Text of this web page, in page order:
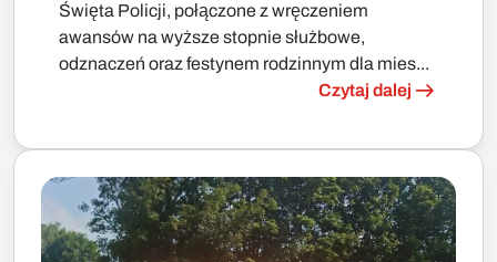
Święta Policji, połączone z wręczeniem
awansów na wyższe stopnie służbowe,
odznaczeń oraz festynem rodzinnym dla mies...
Czytaj dalej